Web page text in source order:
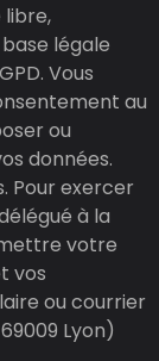
légale
Vous
au
ou
données.
Pour exercer
à la
votre
vos
ou courrier
Lyon)